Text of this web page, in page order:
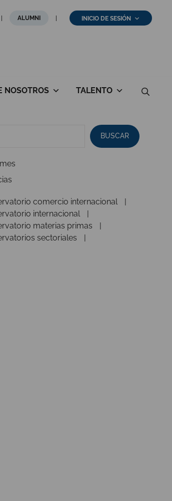
ALUMNI INICIO DE SESIÓN
NOSOTROS TALENTO
BUSCAR
comercio internacional
internacional
materias primas
sectoriales